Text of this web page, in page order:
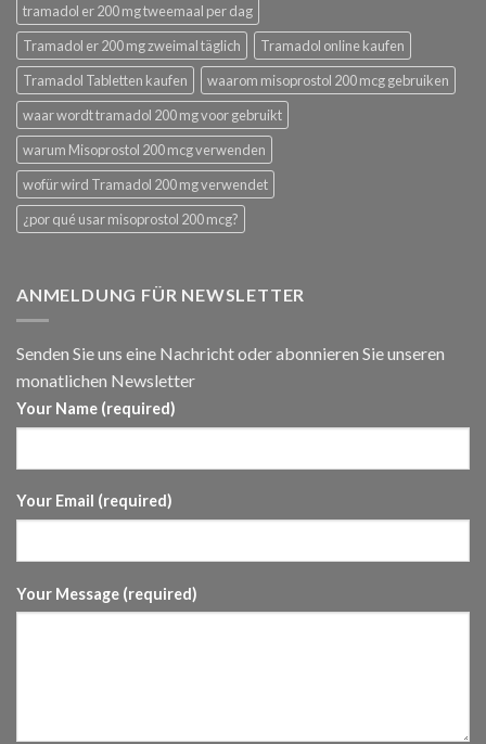
tramadol er 200 mg tweemaal per dag
Tramadol er 200 mg zweimal täglich
Tramadol online kaufen
Tramadol Tabletten kaufen
waarom misoprostol 200 mcg gebruiken
waar wordt tramadol 200 mg voor gebruikt
warum Misoprostol 200 mcg verwenden
wofür wird Tramadol 200 mg verwendet
¿por qué usar misoprostol 200 mcg?
ANMELDUNG FÜR NEWSLETTER
Senden Sie uns eine Nachricht oder abonnieren Sie unseren
monatlichen Newsletter
Your Name (required)
Your Email (required)
Your Message (required)